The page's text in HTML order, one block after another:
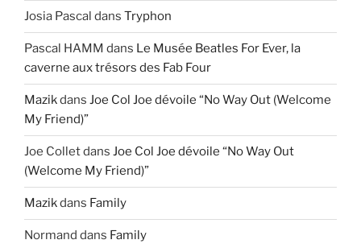
Josia Pascal dans Tryphon
Pascal HAMM dans Le Musée Beatles For Ever, la
caverne aux trésors des Fab Four
Mazikdans Joe Col Joe dévoile “No Way Out (Welcome
My Friend)”
Joe Colletdans Joe Col Joe dévoile “No Way Out
(Welcome My Friend)”
Mazikdans Family
Normand dans Family